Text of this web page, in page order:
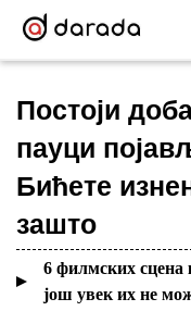
Постоји
пауци
Бићете
зашто
6 филмских сцена
још увек их не